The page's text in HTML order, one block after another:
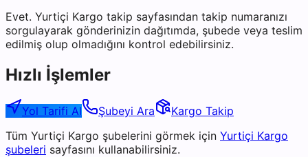
Evet. Yurtiçi Kargo takip sayfasından takip numaranızı
sorgulayarak gönderinizin dağıtımda, şubede veya teslim
edilmiş olup olmadığını kontrol edebilirsiniz.
Hızlı İşlemler
Yol Tarifi Al Şubeyi Ara
Kargo Takip
Tüm Yurtiçi Kargo şubelerini görmek için Yurtiçi Kargo
şubeleri sayfasını kullanabilirsiniz.